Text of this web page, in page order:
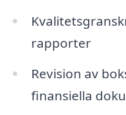
rapporter
Revision av
finansiella